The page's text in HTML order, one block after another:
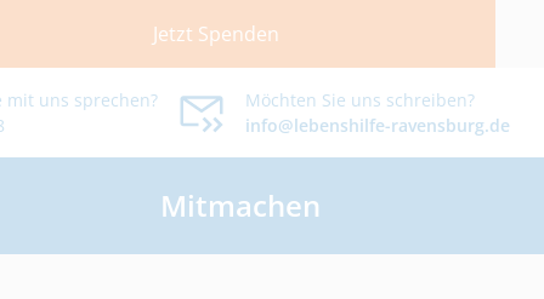
Jetzt Spenden
mit uns sprechen?
Möchten Sie uns schreiben?
info@lebenshilfe-ravensburg.de
Mitmachen